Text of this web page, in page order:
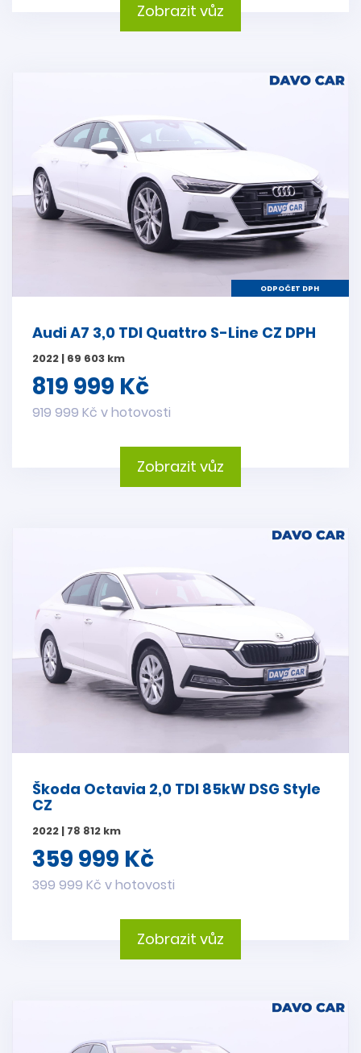
Zobrazit vůz
ODPOČET DPH
Audi A7 3,0 TDI Quattro S-Line CZ DPH
2022 | 69 603 km
819 999 Kč
919 999 Kč v hotovosti
Zobrazit vůz
Škoda Octavia 2,0 TDI 85kW DSG Style
CZ
2022 | 78 812 km
359 999 Kč
399 999 Kč v hotovosti
Zobrazit vůz